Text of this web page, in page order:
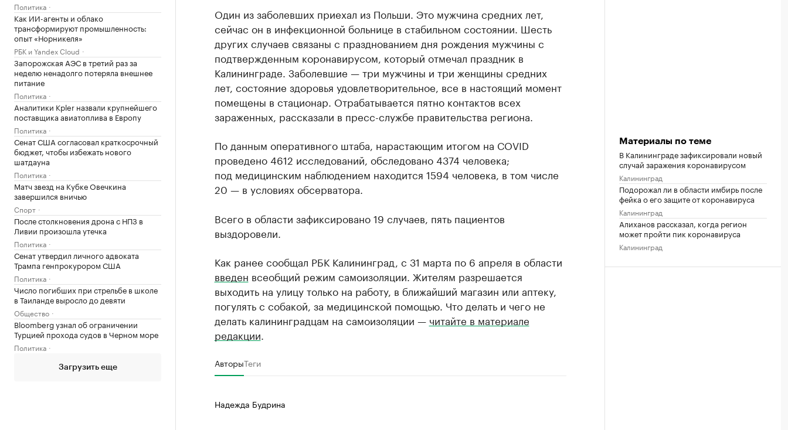
Политика
Как ИИ-агенты и облако
трансформируют промышленность:
опыт «Норникеля»
РБК и Yandex Cloud
Запорожская АЭС в третий раз за
неделю ненадолго потеряла внешнее
питание
Политика
Аналитики Kpler назвали крупнейшего
поставщика авиатоплива в Европу
Политика
Сенат США согласовал краткосрочный
бюджет, чтобы избежать нового
шатдауна
Политика
Матч звезд на Кубке Овечкина
завершился вничью
Спорт
После столкновения дрона с НПЗ в
Ливии произошла утечка
Политика
Сенат утвердил личного адвоката
Трампа генпрокурором США
Политика
Число погибших при стрельбе в школе
в Таиланде выросло до девяти
Общество
Bloomberg узнал об ограничении
Турцией прохода судов в Черном море
Политика
Загрузить еще
Один из заболевших приехал из Польши. Это мужчина средних лет,
сейчас он в инфекционной больнице в стабильном состоянии. Шесть
других случаев связаны с празднованием дня рождения мужчины с
подтвержденным коронавирусом, который отмечал праздник в
Калининграде. Заболевшие — три мужчины и три женщины средних
лет, состояние здоровья удовлетворительное, все в настоящий момент
помещены в стационар. Отрабатывается пятно контактов всех
зараженных, рассказали в пресс-службе правительства региона.
По данным оперативного штаба, нарастающим итогом на СОVID
проведено 4612 исследований, обследовано 4374 человека;
под медицинским наблюдением находится 1594 человека, в том числе
20 — в условиях обсерватора.
Всего в области зафиксировано 19 случаев, пять пациентов
выздоровели.
Как ранее сообщал РБК Калининград, с 31 марта по 6 апреля в области
введен всеобщий режим самоизоляции. Жителям разрешается
выходить на улицу только на работу, в ближайший магазин или аптеку,
погулять с собакой, за медицинской помощью. Что делать и чего не
делать калининградцам на самоизоляции — читайте в материале
редакции
АвторыТеги
Надежда Будрина
Материалы по теме
В Калининграде зафиксировали новый
случай заражения коронавирусом
Калининград
Подорожал ли в области имбирь после
фейка о его защите от коронавируса
Калининград
Алиханов рассказал, когда регион
может пройти пик коронавируса
Калининград